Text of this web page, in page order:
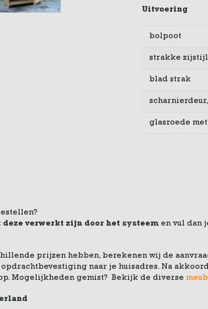
Uitvoering
bolpoot
strakke zijstijl
blad strak
glasroede
deze verwerkt zijn door het systeem en vul dan
prijzen hebben, berekenen wij de
naar je huisadres. Na
Mogelijkheden gemist? Bekijk de diverse